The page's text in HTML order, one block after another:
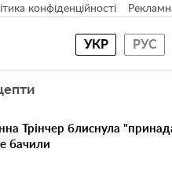
конфіденційності
УКР РУС
Трінчер блиснула
бачили